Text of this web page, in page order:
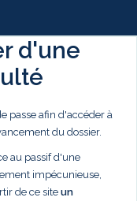
d'une
passe afin d'accéder à
du dossier.
au passif d'une
impécunieuse,
de ce siteun